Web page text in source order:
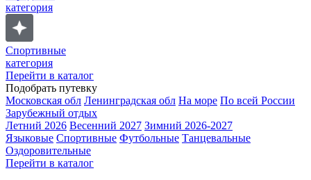
категория
Спортивные
категория
Перейти в каталог
Подобрать путевку
Московская обл Ленинградская обл На море По всей России
Зарубежный отдых
Летний 2026 Весенний 2027 Зимний 2026-2027
Языковые Спортивные Футбольные Танцевальные
Оздоровительные
Перейти в каталог